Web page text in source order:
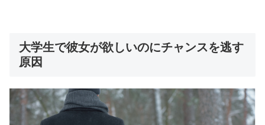
大学生で彼女が欲しいのにチャンスを逃す
原因